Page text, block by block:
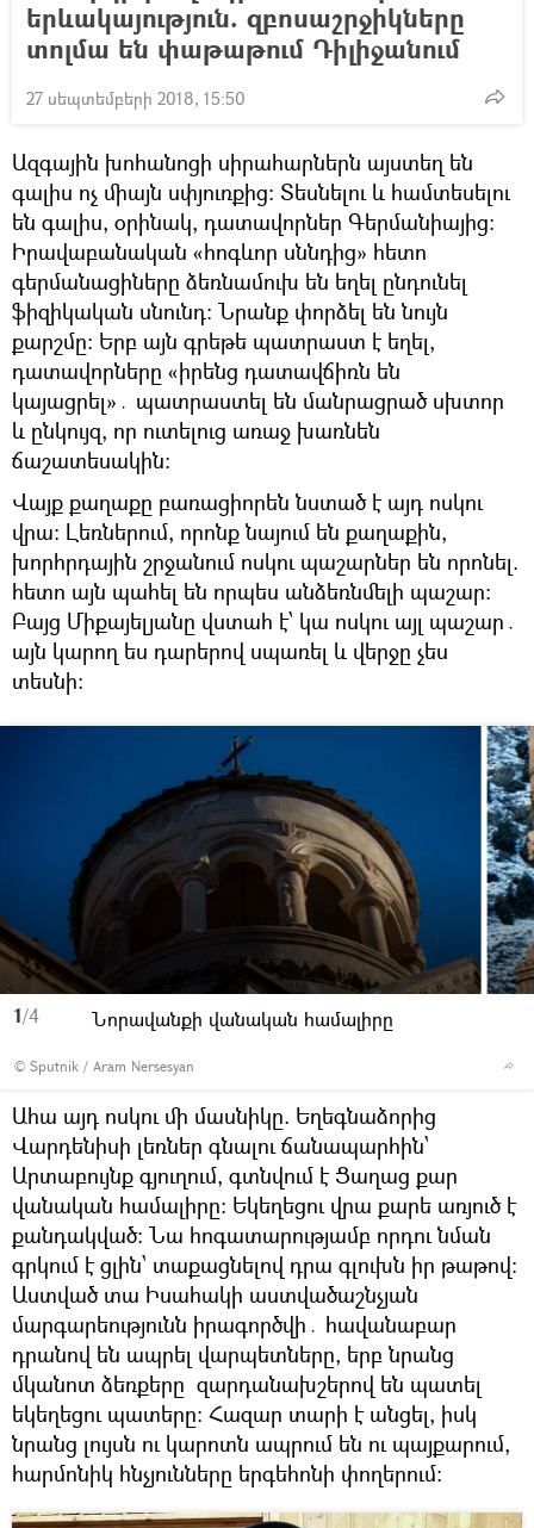
երևակայություն. զբոսաշրջիկները
տոլմա են փաթաթում Դիլիջանում
27 սեպտեմբերի 2018, 15:50
Ազգային խոհանոցի սիրահարներն այստեղ են
գալիս ոչ միայն սփյուռքից։ Տեսնելու և համտեսելու
են գալիս, օրինակ, դատավորներ Գերմանիայից։
Իրավաբանական «հոգևոր սննդից» հետո
գերմանացիները ձեռնամուխ են եղել ընդունել
ֆիզիկական սնունդ։ Նրանք փորձել են նույն
քարշմը։ Երբ այն գրեթե պատրաստ է եղել,
դատավորները «իրենց դատավճիռն են
կայացրել»․ պատրաստել են մանրացրած սխտոր
և ընկույզ, որ ուտելուց առաջ խառնեն
ճաշատեսակին։
Վայք քաղաքը բառացիորեն նստած է այդ ոսկու
վրա։ Լեռներում, որոնք նայում են քաղաքին,
խորհրդային շրջանում ոսկու պաշարներ են որոնել.
հետո այն պահել են որպես անձեռնմելի պաշար։
Բայց Միքայելյանը վստահ է՝ կա ոսկու այլ պաշար․
այն կարող ես դարերով սպառել և վերջը չես
տեսնի։
1/4
© Sputnik / Aram Nersesyan
Նորավանքի վանական համալիրը
Ահա այդ ոսկու մի մասնիկը. Եղեգնաձորից
Վարդենիսի լեռներ գնալու ճանապարհին՝
Արտաբույնք գյուղում, գտնվում է Ցաղաց քար
վանական համալիրը։ Եկեղեցու վրա քարե առյուծ է
քանդակված։ Նա հոգատարությամբ որդու նման
գրկում է ցլին՝ տաքացնելով դրա գլուխն իր թաթով։
Աստված տա Իսահակի աստվածաշնչյան
մարգարեությունն իրագործվի․ հավանաբար
դրանով են ապրել վարպետները, երբ նրանց
մկանոտ ձեռքերը զարդանախշերով են պատել
եկեղեցու պատերը։ Հազար տարի է անցել, իսկ
նրանց լույսն ու կարոտն ապրում են ու պայքարում,
հարմոնիկ հնչյունները երգեհոնի փողերում։